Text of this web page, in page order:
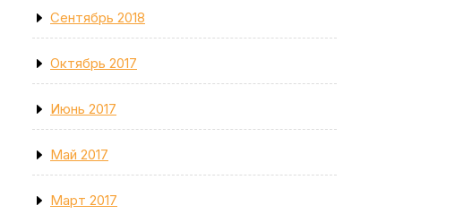
Сентябрь 2018
Октябрь 2017
Июнь 2017
Май 2017
Март 2017